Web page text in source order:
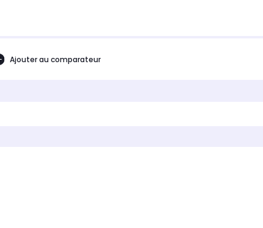
Ajouter au comparateur